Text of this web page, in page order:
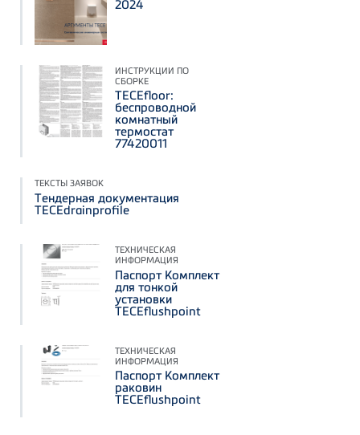
2024
ИНСТРУКЦИИ ПО
СБОРКЕ
TECEfloor:
беспроводной
комнатный
термостат
77420011
ТЕКСТЫ ЗАЯВОК
Тендерная документация
TECEdrainprofile
ТЕХНИЧЕСКАЯ
ИНФОРМАЦИЯ
Паспорт Комплект
для тонкой
установки
TECEflushpoint
ТЕХНИЧЕСКАЯ
ИНФОРМАЦИЯ
Паспорт Комплект
раковин
TECEflushpoint